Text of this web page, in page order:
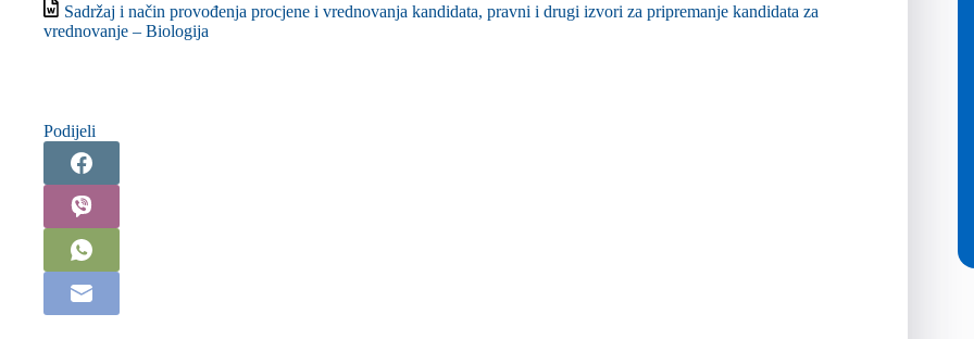
Sadržaj i način provođenja procjene i vrednovanja kandidata, pravni i drugi izvori za pripremanje kandidata za
vrednovanje – Biologija
Podijeli